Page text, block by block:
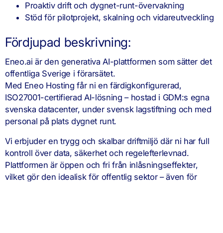
Proaktiv drift och dygnet-runt-övervakning
Stöd för pilotprojekt, skalning och vidareutveckling
Fördjupad beskrivning:
Eneo.ai är den generativa AI-plattformen som sätter det
offentliga Sverige i förarsätet.
Med Eneo Hosting får ni en färdigkonfigurerad,
ISO27001-certifierad AI-lösning – hostad i GDM:s egna
svenska datacenter, under svensk lagstiftning och med
personal på plats dygnet runt.
Vi erbjuder en trygg och skalbar driftmiljö där ni har full
kontroll över data, säkerhet och regelefterlevnad.
Plattformen är öppen och fri från inlåsningseffekter,
vilket gör den idealisk för offentlig sektor – även för